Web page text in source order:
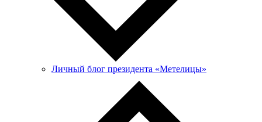
Личный блог президента «Метелицы»